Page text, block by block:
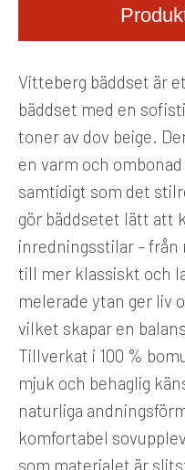
Vitteberg bäddset är
bäddset med en
toner av dov beige.
en varm och
samtidigt som det
gör bäddsetet lätt att
inredningsstilar –
till mer klassiskt och
melerade ytan ger liv
vilket skapar en
Tillverkat i 100 %
mjuk och behaglig
naturliga
komfortabel
som materialet är